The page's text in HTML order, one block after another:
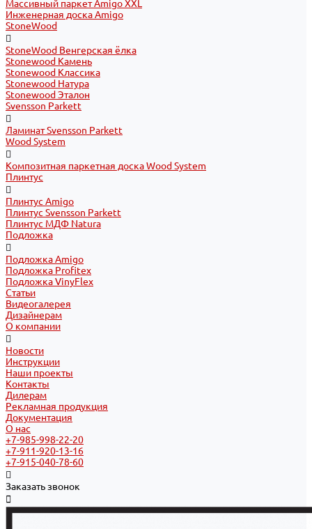
Массивный паркет Amigo XXL
Инженерная доска Amigo
StoneWood
StoneWood Венгерская ёлка
Stonewood Камень
Stonewood Классика
Stonewood Натура
Stonewood Эталон
Svensson Parkett
Ламинат Svensson Parkett
Wood System
Композитная паркетная доска Wood System
Плинтус
Плинтус Amigo
Плинтус Svensson Parkett
Плинтус МДФ Natura
Подложка
Подложка Amigo
Подложка Profitex
Подложка VinyFlex
Статьи
Видеогалерея
Дизайнерам
О компании
Новости
Инструкции
Наши проекты
Контакты
Дилерам
Рекламная продукция
Документация
О нас
+7-985-998-22-20
+7-911-920-13-16
+7-915-040-78-60
Заказать звонок